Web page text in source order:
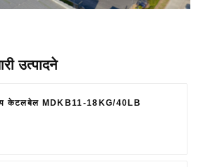
उत्पादने
केटलबेल MDKB11-18KG/40LB